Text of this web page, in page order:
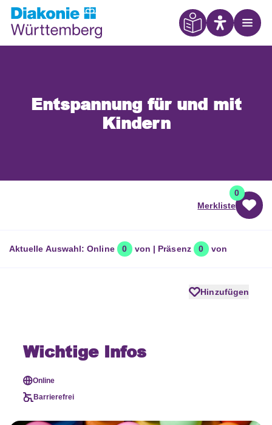
Eye Able
Entspannung für und mit
Kindern
Merkliste
0
Aktuelle Auswahl: Online 0 von | Präsenz 0 von
Hinzufügen
Wichtige Infos
Online
Barrierefrei